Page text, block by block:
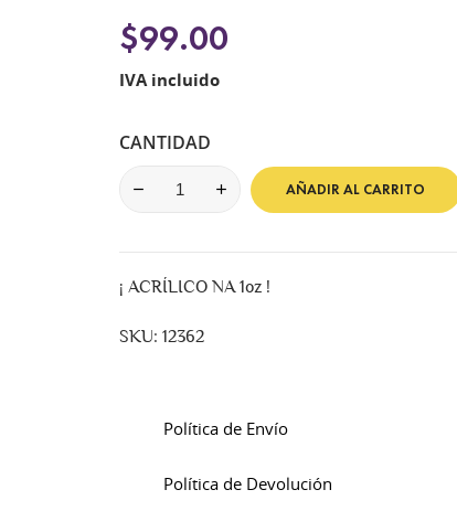
$99.00
IVA incluido
CANTIDAD
AÑADIR AL CARRITO
¡ ACRÍLICO NA 1oz !
SKU: 12362
Política de Envío
Política de Devolución